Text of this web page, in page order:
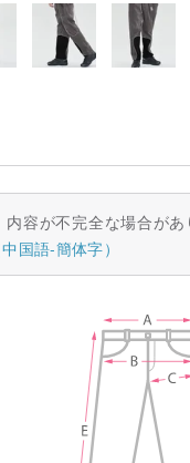
容が不完全な場合があ
国語-簡体字）